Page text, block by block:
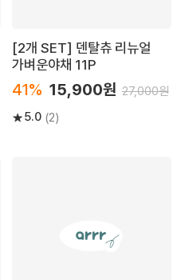
[2개 SET] 덴탈츄 리뉴얼
가벼운야채 11P
41% 15,900원 27,000원
5.0 (2)